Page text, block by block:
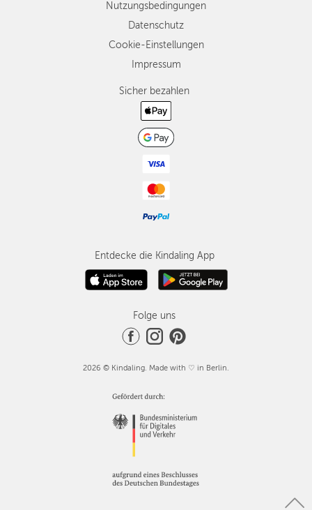
Nutzungsbedingungen
Datenschutz
Cookie-Einstellungen
Impressum
Sicher bezahlen
Entdecke die Kindaling App
Folge uns
2026 © Kindaling. Made with ♡ in Berlin.